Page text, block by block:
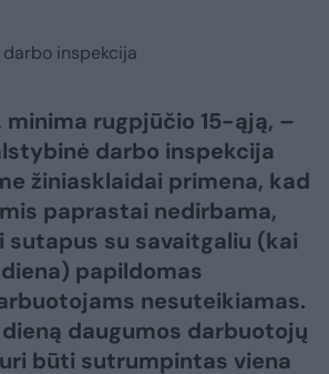
inspekcija
minima rugpjūčio 15-ąją, –
darbo inspekcija
žiniasklaidai primena, kad
paprastai nedirbama,
sutapus su savaitgaliu (kai
papildomas
nesuteikiamas.
daugumos darbuotojų
būti sutrumpintas viena